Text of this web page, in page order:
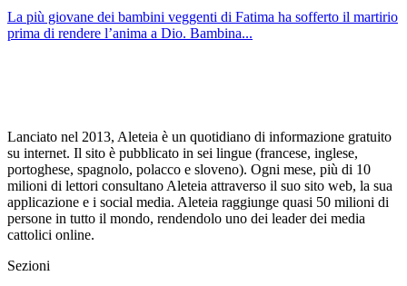
La più giovane dei bambini veggenti di Fatima ha sofferto il martirio
prima di rendere l’anima a Dio. Bambina...
Lanciato nel 2013, Aleteia è un quotidiano di informazione gratuito
su internet. Il sito è pubblicato in sei lingue (francese, inglese,
portoghese, spagnolo, polacco e sloveno). Ogni mese, più di 10
milioni di lettori consultano Aleteia attraverso il suo sito web, la sua
applicazione e i social media. Aleteia raggiunge quasi 50 milioni di
persone in tutto il mondo, rendendolo uno dei leader dei media
cattolici online.
Sezioni